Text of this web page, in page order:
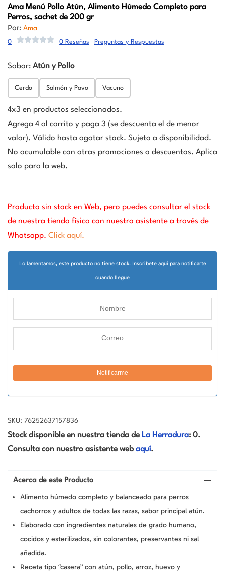
Ama Menú Pollo Atún, Alimento Húmedo Completo para
Perros, sachet de 200 gr
Por: Ama
0 0 Reseñas Preguntas y Respuestas
Sabor: Atún y Pollo
Cerdo Salmón y Pavo Vacuno
4x3 en productos seleccionados.
Agrega 4 al carrito y paga 3 (se descuenta el de menor
valor). Válido hasta agotar stock. Sujeto a disponibilidad.
No acumulable con otras promociones o descuentos. Aplica
solo para la web.
Producto sin stock en Web, pero puedes consultar el stock
de nuestra tienda física con nuestro asistente a través de
Whatsapp. Click aquí.
Lo lamentamos, este producto no tiene stock. Inscribete aquí para notificarte
cuando llegue
SKU: 76252637157836
Stock disponible en nuestra tienda de La Herradura: 0.
Consulta con nuestro asistente web aquí.
Acerca de este Producto
Alimento húmedo completo y balanceado para perros
cachorros y adultos de todas las razas, sabor principal atún.
Elaborado con ingredientes naturales de grado humano,
cocidos y esterilizados, sin colorantes, preservantes ni sal
añadida.
Receta tipo “casera” con atún, pollo, arroz, huevo y